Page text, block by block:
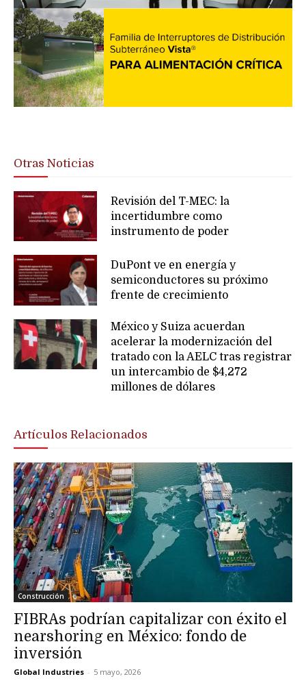
Otras Noticias
Revisión del T-MEC: la
incertidumbre como
instrumento de poder
DuPont ve en energía y
semiconductores su próximo
frente de crecimiento
México y Suiza acuerdan
acelerar la modernización del
tratado con la AELC tras registrar
un intercambio de $4,272
millones de dólares
Artículos Relacionados
Construcción
FIBRAs podrían capitalizar con éxito el
nearshoring en México: fondo de
inversión
Global Industries - 5 mayo, 2026